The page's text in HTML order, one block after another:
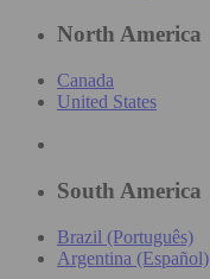
North America
Canada
United States
South America
Brazil (Português)
Argentina (Español)